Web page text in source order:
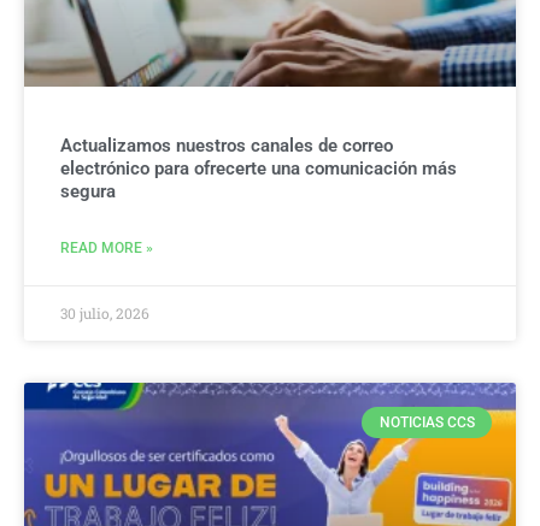
Actualizamos nuestros canales de correo
electrónico para ofrecerte una comunicación más
segura
READ MORE »
30 julio, 2026
NOTICIAS CCS